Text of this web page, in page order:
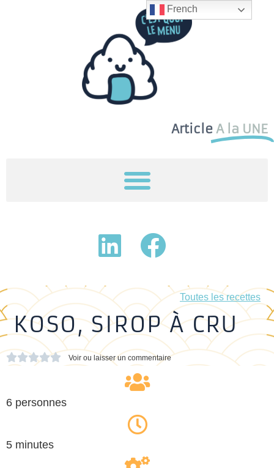
Article A la UNE
Toutes les recettes
KOSO, SIROP À CRU
 Voir ou laisser un commentaire
6 personnes
5 minutes
French